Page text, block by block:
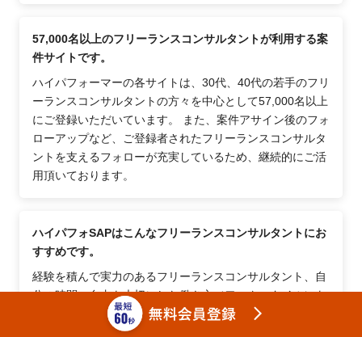
57,000名以上のフリーランスコンサルタントが利用する案
件サイトです。
ハイパフォーマーの各サイトは、30代、40代の若手のフリ
ーランスコンサルタントの方々を中心として57,000名以上
にご登録いただいています。 また、案件アサイン後のフォ
ローアップなど、ご登録者されたフリーランスコンサルタ
ントを支えるフォローが充実しているため、継続的にご活
用頂いております。
ハイパフォSAPはこんなフリーランスコンサルタントにお
すすめです。
経験を積んで実力のあるフリーランスコンサルタント、自
分の時間・自由を大切にした働き方（ワークスタイル）を
目指すフリーランスコンサルタント、市場価値や年収・月
収・時間単価を上げたいフリーランスコンサルタント、安